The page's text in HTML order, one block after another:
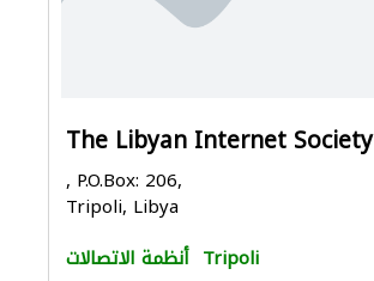
The Libyan Internet Society
, P.O.Box: 206,
Tripoli, Libya
أنظمة الاتصالات Tripoli